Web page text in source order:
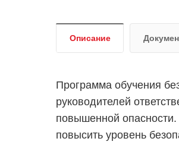
Описание
Программа обучения
руководителей
повышенной
повысить уровень